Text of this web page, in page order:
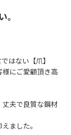
はない【爪】
にご愛顧頂き高
夫で良質な鋼材
ました。